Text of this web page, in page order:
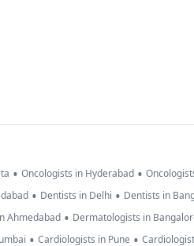
• Oncologists in Hyderabad •
• Dentists in Delhi • Dentists in
Ahmedabad • Dermatologists in
• Cardiologists in Pune •